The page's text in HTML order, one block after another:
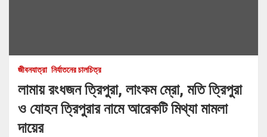
জীবনযাত্রা নির্যাতনের চালচিত্র
লামায় রংধজন ত্রিপুরা, লাংকম ম্রো, মতি ত্রিপুরা
ও যোহন ত্রিপুরার নামে আরেকটি মিথ্যা মামলা
দায়ের